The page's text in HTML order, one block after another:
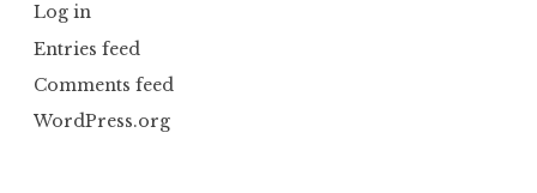
Log in
Entries feed
Comments feed
WordPress.org